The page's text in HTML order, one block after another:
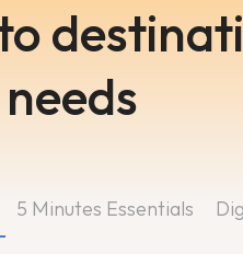
5 Minutes Essentials